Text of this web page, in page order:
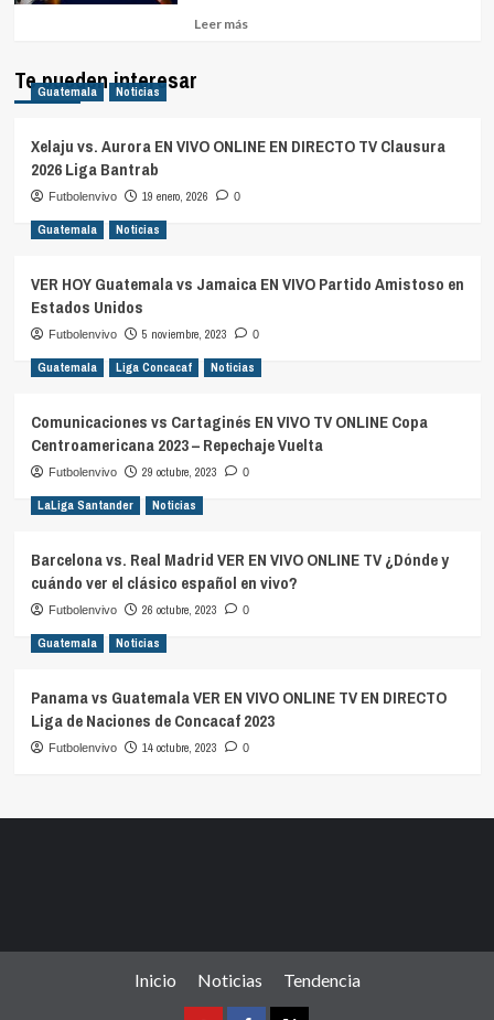
Leer másLeer
Te pueden interesar
Guatemala Noticias
Xelaju vs. Aurora EN VIVO ONLINE EN DIRECTO TV Clausura
2026 Liga Bantrab
Futbolenvivo 19 enero, 2026 0
Guatemala Noticias
VER HOY Guatemala vs Jamaica EN VIVO Partido Amistoso en
Estados Unidos
Futbolenvivo 5 noviembre, 2023 0
Guatemala Liga Concacaf Noticias
Comunicaciones vs Cartaginés EN VIVO TV ONLINE Copa
Centroamericana 2023 – Repechaje Vuelta
Futbolenvivo 29 octubre, 2023 0
LaLiga Santander Noticias
Barcelona vs. Real Madrid VER EN VIVO ONLINE TV ¿Dónde y
cuándo ver el clásico español en vivo?
Futbolenvivo 26 octubre, 2023 0
Guatemala Noticias
Panama vs Guatemala VER EN VIVO ONLINE TV EN DIRECTO
Liga de Naciones de Concacaf 2023
Futbolenvivo 14 octubre, 2023 0
Inicio Noticias Tendencia